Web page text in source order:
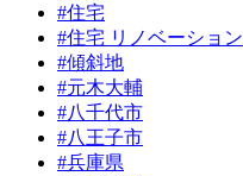
#住宅
#住宅 リノベーション
#傾斜地
#元木大輔
#八千代市
#八王子市
#兵庫県